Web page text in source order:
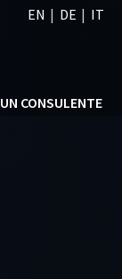
EN DE IT
CONSULENTE